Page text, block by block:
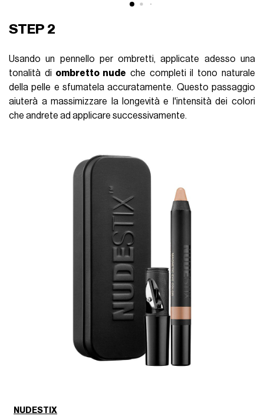
STEP 2
Usando un pennello per ombretti, applicate adesso una
tonalità di ombretto nude che completi il tono naturale
della pelle e sfumatela accuratamente. Questo passaggio
aiuterà a massimizzare la longevità e l'intensità dei colori
che andrete ad applicare successivamente.
NUDESTIX